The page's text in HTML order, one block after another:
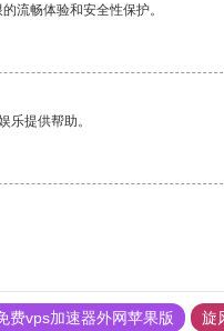
流畅体验和安全性保护。
乐提供帮助。
费vps加速器外网苹果版 旋